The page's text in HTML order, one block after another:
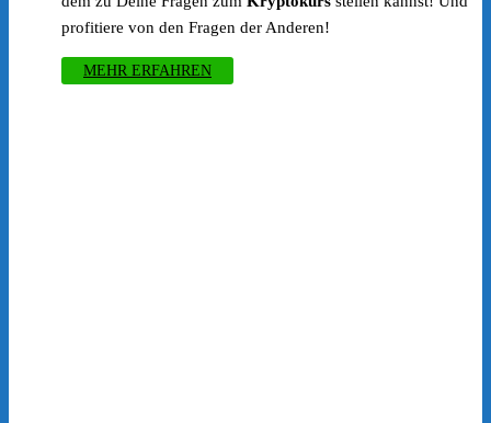
profitiere von den Fragen der Anderen!
MEHR ERFAHREN